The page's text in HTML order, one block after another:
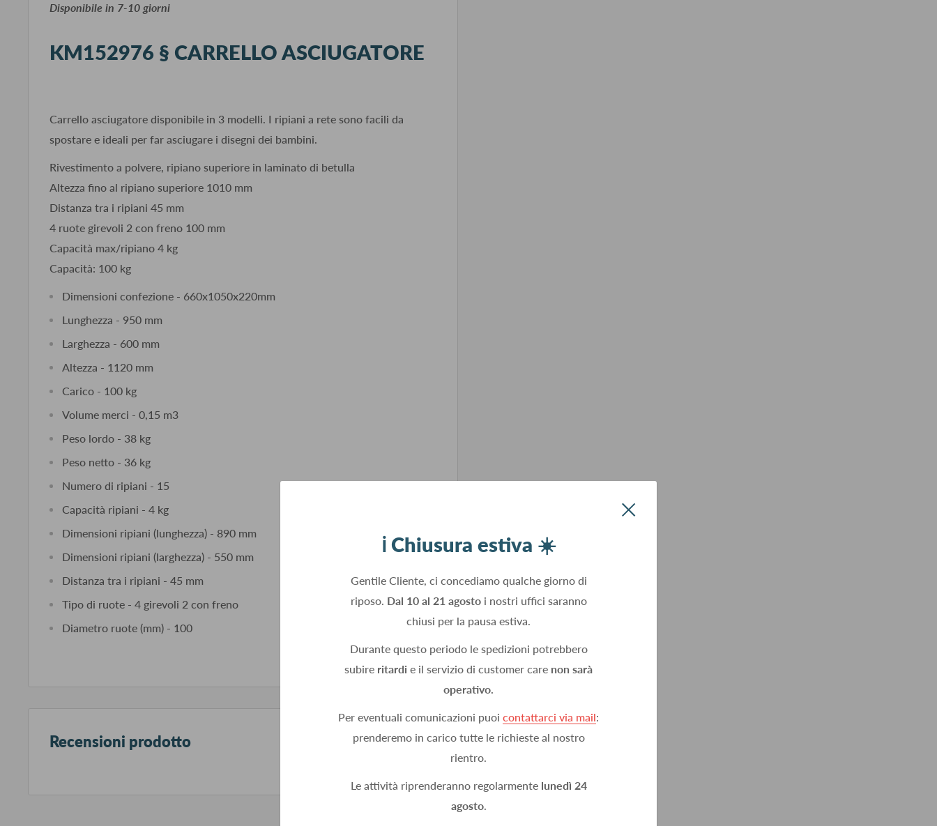
ℹ️ Chiusura estiva ☀️
Gentile Cliente, ci concediamo qualche giorno di
riposo. Dal 10 al 21 agostoi nostri uffici saranno
chiusi per la pausa estiva.
Durante questo periodo le spedizioni potrebbero
subire ritardi e il servizio di customer care non sarà
operativo.
Per eventuali comunicazioni puoi contattarci via mail:
prenderemo in carico tutte le richieste al nostro
rientro.
Le attività riprenderanno regolarmente lunedì 24
agosto.
​Disponibile in 7-10 giorni
KM152976 § CARRELLO ASCIUGATORE
Carrello asciugatore disponibile in 3 modelli. I ripiani a rete sono facili da
spostare e ideali per far asciugare i disegni dei bambini.
Rivestimento a polvere, ripiano superiore in laminato di betulla
Altezza fino al ripiano superiore 1010 mm
Distanza tra i ripiani 45 mm
4 ruote girevoli 2 con freno 100 mm
Capacità max/ripiano 4 kg
Capacità: 100 kg
Dimensioni confezione - 660x1050x220mm
Lunghezza - 950 mm
Larghezza - 600 mm
Altezza - 1120 mm
Carico - 100 kg
Volume merci - 0,15 m3
Peso lordo - 38 kg
Peso netto - 36 kg
Numero di ripiani - 15
Capacità ripiani - 4 kg
Dimensioni ripiani (lunghezza) - 890 mm
Dimensioni ripiani (larghezza) - 550 mm
Distanza tra i ripiani - 45 mm
Tipo di ruote - 4 girevoli 2 con freno
Diametro ruote (mm) - 100
Recensioni prodotto